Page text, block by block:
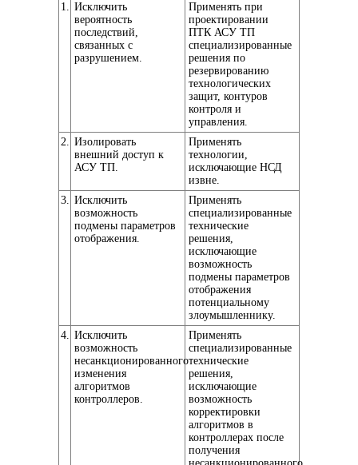
1. Исключить
вероятность
последствий,
связанных с
разрушением.
Применять при
проектировании
ПТК АСУ ТП
специализированные
решения по
резервированию
технологических
защит, контуров
контроля и
управления.
2. Изолировать
внешний доступ к
АСУ ТП.
Применять
технологии,
исключающие НСД
извне.
3. Исключить
возможность
подмены параметров
отображения.
Применять
специализированные
технические
решения,
исключающие
возможность
подмены параметров
отображения
потенциальному
злоумышленнику.
4. Исключить
возможность
несанкционированного
изменения
алгоритмов
контроллеров.
Применять
специализированные
технические
решения,
исключающие
возможность
корректировки
алгоритмов в
контроллерах после
получения